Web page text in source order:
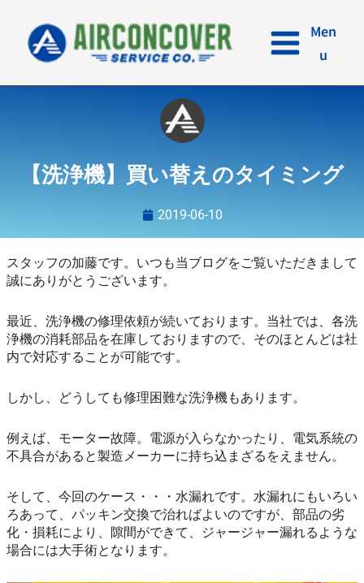
キ
Men
u
【洗浄機】買い替えのタイミング
2019-06-10
スタッフの加藤です。いつも当ブログをご覧いただきまして
誠にありがとうございます。
最近、洗浄機の修理依頼が続いております。当社では、各洗
浄機の消耗部品を在庫しておりますので、そのほとんどは社
内で対応することが可能です。
しかし、どうしても修理困難な洗浄機もあります。
例えば、モーター故障。電源が入らなかったり、電気系統の
不具合があると製造メーカーに持ち込まざるをえません。
そして、今回のケース・・・水漏れです。水漏れにもいろい
ろあって、パッキン交換で治ればよいのですが、部品の劣
化・損耗により、隙間ができて、ジャージャー漏れるような
場合には大手術となります。